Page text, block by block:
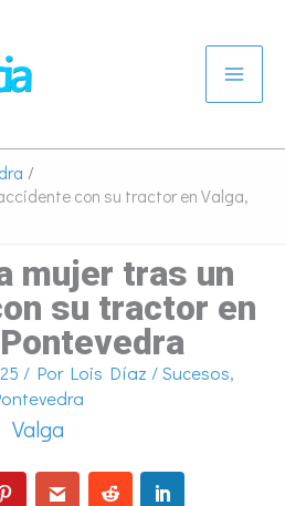
con su tractor en Valga,
mujer tras un
su tractor en
/ Por Lois Díaz /Sucesos,
Valga